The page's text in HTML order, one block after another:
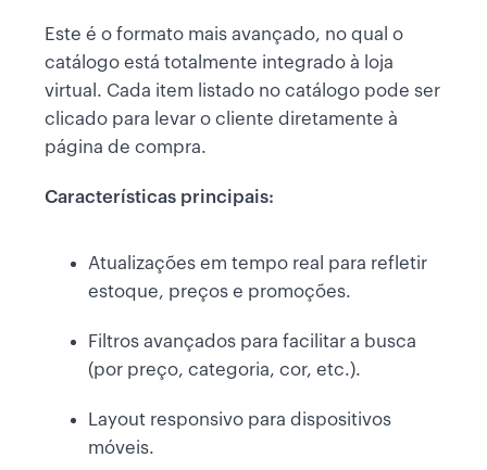
Este é o formato mais avançado, no qual o
catálogo está totalmente integrado à loja
virtual. Cada item listado no catálogo pode ser
clicado para levar o cliente diretamente à
página de compra.
Características principais:
Atualizações em tempo real para refletir
estoque, preços e promoções.
Filtros avançados para facilitar a busca
(por preço, categoria, cor, etc.).
Layout responsivo para dispositivos
móveis.